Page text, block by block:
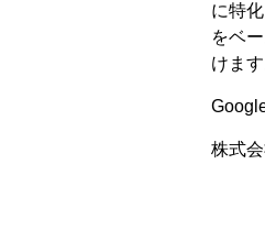
に特
をベ
けます
株式